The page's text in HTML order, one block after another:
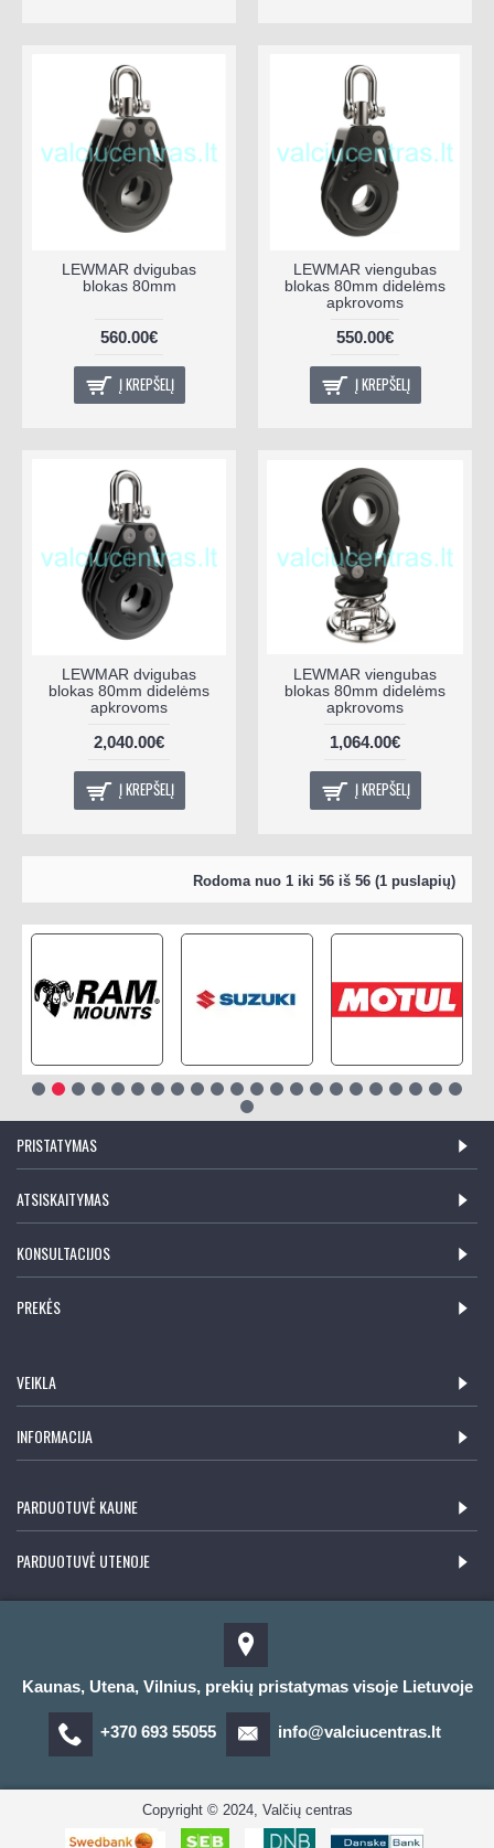
LEWMAR dvigubas
blokas 80mm
560.00€
Į KREPŠELĮ
LEWMAR viengubas
blokas 80mm didelėms
apkrovoms
550.00€
Į KREPŠELĮ
LEWMAR dvigubas
blokas 80mm didelėms
apkrovoms
2,040.00€
Į KREPŠELĮ
LEWMAR viengubas
blokas 80mm didelėms
apkrovoms
1,064.00€
Į KREPŠELĮ
Rodoma nuo 1 iki 56 iš 56 (1 puslapių)
PRISTATYMAS
ATSISKAITYMAS
KONSULTACIJOS
PREKĖS
VEIKLA
INFORMACIJA
PARDUOTUVĖ KAUNE
PARDUOTUVĖ UTENOJE
Kaunas, Utena, Vilnius, prekių pristatymas visoje Lietuvoje
+370 693 55055 info@valciucentras.lt
Copyright © 2024, Valčių centras